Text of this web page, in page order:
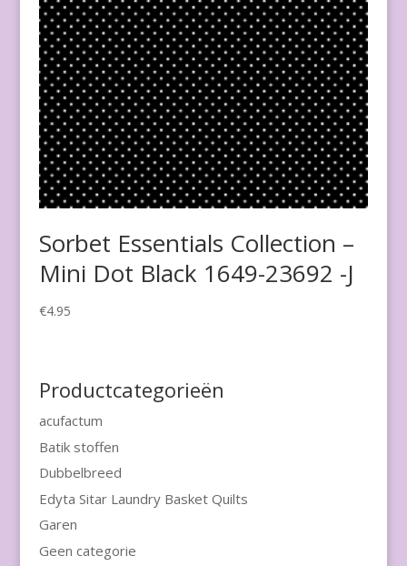
Sorbet Essentials Collection –
Mini Dot Black 1649-23692 -J
€4.95
Productcategorieën
acufactum
Batik stoffen
Dubbelbreed
Edyta Sitar Laundry Basket Quilts
Garen
Geen categorie